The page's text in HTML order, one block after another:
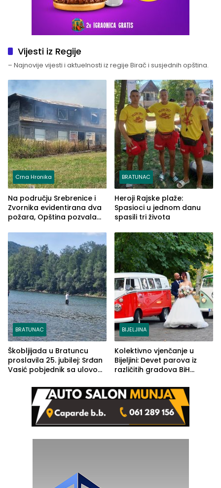
Vijesti iz Regije
– Najnovije vijesti i aktuelnosti iz regije Birač i susjednih opština.
Crna Hronika
Na području Srebrenice i
Zvornika evidentirana dva
požara, Opština pozvala
BRATUNAC
Heroji Rajske plaže:
Spasioci u jednom danu
spasili tri života
BRATUNAC
Škobljijada u Bratuncu
proslavila 25. jubilej: Srđan
Vasić pobjednik sa ulovom
BIJELJINA
Kolektivno vjenčanje u
Bijeljini: Devet parova iz
različitih gradova BiH